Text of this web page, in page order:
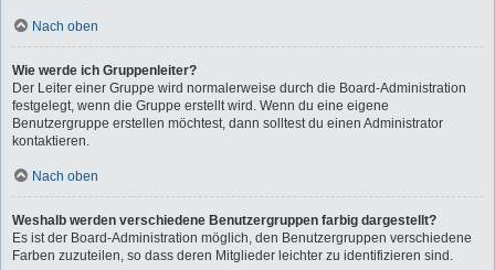
Nach oben
Wie werde ich Gruppenleiter?
Der Leiter einer Gruppe wird normalerweise durch die Board-Administration
festgelegt, wenn die Gruppe erstellt wird. Wenn du eine eigene
Benutzergruppe erstellen möchtest, dann solltest du einen Administrator
kontaktieren.
Nach oben
Weshalb werden verschiedene Benutzergruppen farbig dargestellt?
Es ist der Board-Administration möglich, den Benutzergruppen verschiedene
Farben zuzuteilen, so dass deren Mitglieder leichter zu identifizieren sind.